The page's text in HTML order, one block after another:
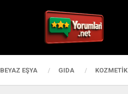
BEYAZ EŞYA GIDA KOZMETIK